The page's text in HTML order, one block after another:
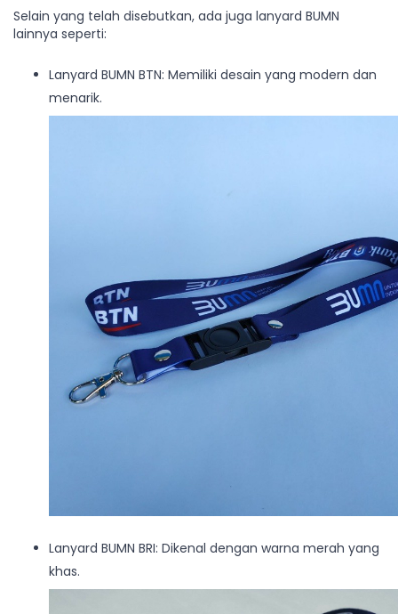
Selain yang telah disebutkan, ada juga lanyard BUMN
lainnya seperti:
Lanyard BUMN BTN: Memiliki desain yang modern dan
menarik.
Lanyard BUMN BRI: Dikenal dengan warna merah yang
khas.